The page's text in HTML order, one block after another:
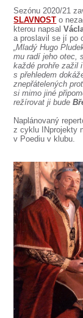
Sezónu 2020/21
SLAVNOST o
kterou napsal
a proslavil se jí po
„Mladý Hugo
mu radí jeho otec,
každé prohře zažil
s přehledem
znepřátelených
si mimo jiné
režírovat ji bude
Naplánovaný
z cyklu INprojekty
v Poediu v klubu.